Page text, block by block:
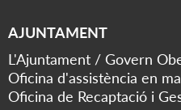
AJUNTAMENT
L'Ajuntament
Govern
Oficina d'assistència en
Oficina de Recaptació i